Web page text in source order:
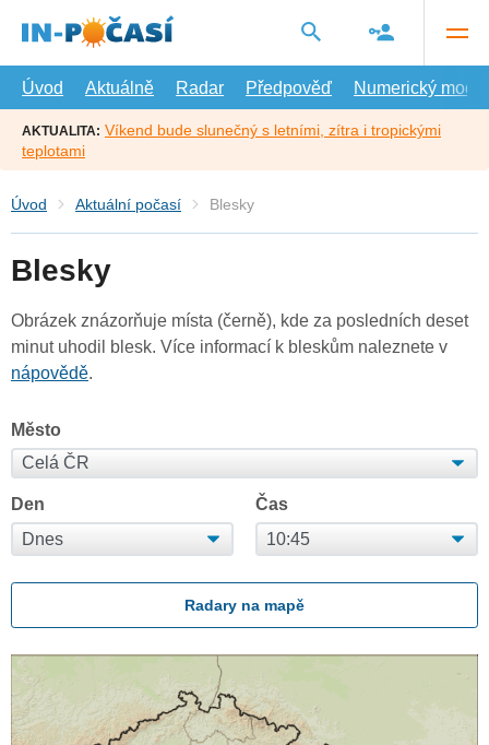
hlavní
Úvod
Aktuálně Radar Předpověď Numerický model
AKTUALITA: Víkend bude slunečný s letními, zítra i tropickými
teplotami
Úvod Aktuální počasí Blesky
Blesky
Obrázek znázorňuje místa (černě), kde za posledních deset
minut uhodil blesk. Více informací k bleskům naleznete v
nápovědě.
Město
Den Čas
Radary na mapě